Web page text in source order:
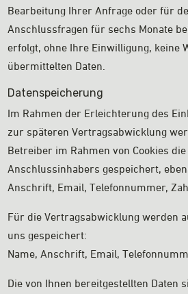
Bearbeitung Ihrer Anfrage oder für
Anschlussfragen für sechs Monate
erfolgt, ohne Ihre Einwilligung, keine
übermittelten Daten.
Datenspeicherung
Im Rahmen der Erleichterung des
zur späteren Vertragsabwicklung
Betreiber im Rahmen von Cookies
Anschlussinhabers gespeichert,
Anschrift, Email, Telefonnummer,
Für die Vertragsabwicklung werden
uns gespeichert:
Name, Anschrift, Email,
Die von Ihnen bereitgestellten Daten